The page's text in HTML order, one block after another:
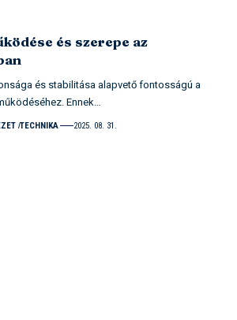
és szerepe az
és stabilitása alapvető fontosságú a
Ennek…
TECHNIKA 2025. 08. 31.